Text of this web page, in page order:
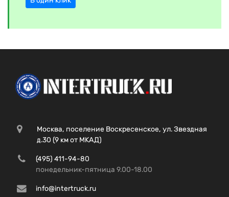
Москва, поселение Воскресенское, ул. Звездная
д.30 (9 км от МКАД)
(495) 411-94-80
понедельник-пятница 9.00-18.00
info@intertruck.ru